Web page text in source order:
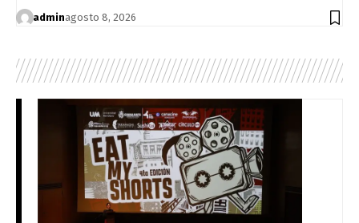
adminagosto 8, 2026